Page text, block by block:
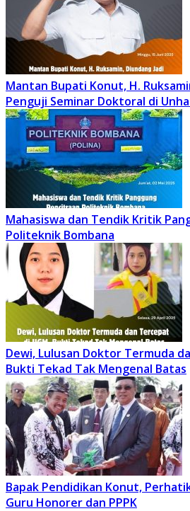
Mantan Bupati Konut, H.
Penguji Seminar Doktoral di
Mahasiswa dan Tendik Kritik
Politeknik Bombana
Dewi, Lulusan Doktor Termuda
Bukti Tekad Tak Mengenal Batas
Bapak Pendidikan Konut,
Guru Honorer dan PPPK